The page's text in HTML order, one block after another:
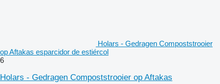
Holars - Gedragen Compoststrooier
op Aftakas esparcidor de estiércol
6
Holars - Gedragen Compoststrooier op Aftakas